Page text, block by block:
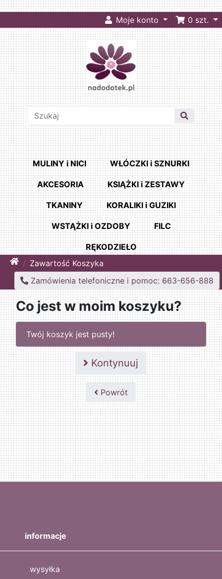
Moje konto 0 szt.
MULINY i NICI WŁÓCZKI i SZNURKI
AKCESORIA KSIĄŻKI i ZESTAWY
TKANINY KORALIKI i GUZIKI
WSTĄŻKI i OZDOBY FILC
RĘKODZIEŁO
HomeZawartość Koszyka
Zamówienia telefoniczne i pomoc: 663-656-888
Co jest w moim koszyku?
Twój koszyk jest pusty!
Kontynuuj
Powrót
informacje
wysyłka